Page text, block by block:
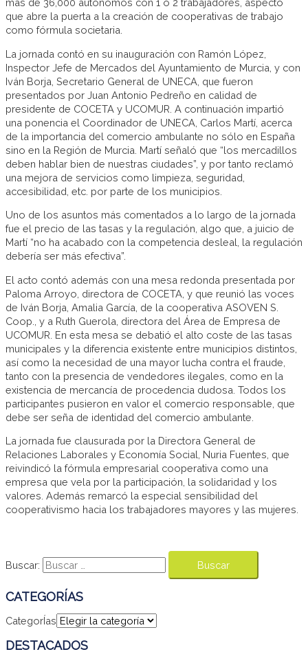
más de 36,000 autónomos con 1 ó 2 trabajadores, aspecto
que abre la puerta a la creación de cooperativas de trabajo
como fórmula societaria.
La jornada contó en su inauguración con Ramón López,
Inspector Jefe de Mercados del Ayuntamiento de Murcia, y con
Iván Borja, Secretario General de UNECA, que fueron
presentados por Juan Antonio Pedreño en calidad de
presidente de COCETA y UCOMUR. A continuación impartió
una ponencia el Coordinador de UNECA, Carlos Martí, acerca
de la importancia del comercio ambulante no sólo en España
sino en la Región de Murcia. Martí señaló que “los mercadillos
deben hablar bien de nuestras ciudades”, y por tanto reclamó
una mejora de servicios como limpieza, seguridad,
accesibilidad, etc. por parte de los municipios.
Uno de los asuntos más comentados a lo largo de la jornada
fue el precio de las tasas y la regulación, algo que, a juicio de
Martí “no ha acabado con la competencia desleal, la regulación
debería ser más efectiva”.
El acto contó además con una mesa redonda presentada por
Paloma Arroyo, directora de COCETA, y que reunió las voces
de Iván Borja, Amalia García, de la cooperativa ASOVEN S.
Coop., y a Ruth Guerola, directora del Área de Empresa de
UCOMUR. En esta mesa se debatió el alto coste de las tasas
municipales y la diferencia existente entre municipios distintos,
así como la necesidad de una mayor lucha contra el fraude,
tanto con la presencia de vendedores ilegales, como en la
existencia de mercancía de procedencia dudosa. Todos los
participantes pusieron en valor el comercio responsable, que
debe ser seña de identidad del comercio ambulante.
La jornada fue clausurada por la Directora General de
Relaciones Laborales y Economía Social, Nuria Fuentes, que
reivindicó la fórmula empresarial cooperativa como una
empresa que vela por la participación, la solidaridad y los
valores. Además remarcó la especial sensibilidad del
cooperativismo hacia los trabajadores mayores y las mujeres.
Buscar:
CATEGORÍAS
CategorÍas
DESTACADOS